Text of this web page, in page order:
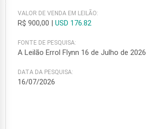
VALOR DE VENDA EM LEILÃO:
R$ 900,00 |USD 176.82
FONTE DE PESQUISA:
A Leilão Errol Flynn 16 de Julho de 2026
DATA DA PESQUISA:
16/07/2026